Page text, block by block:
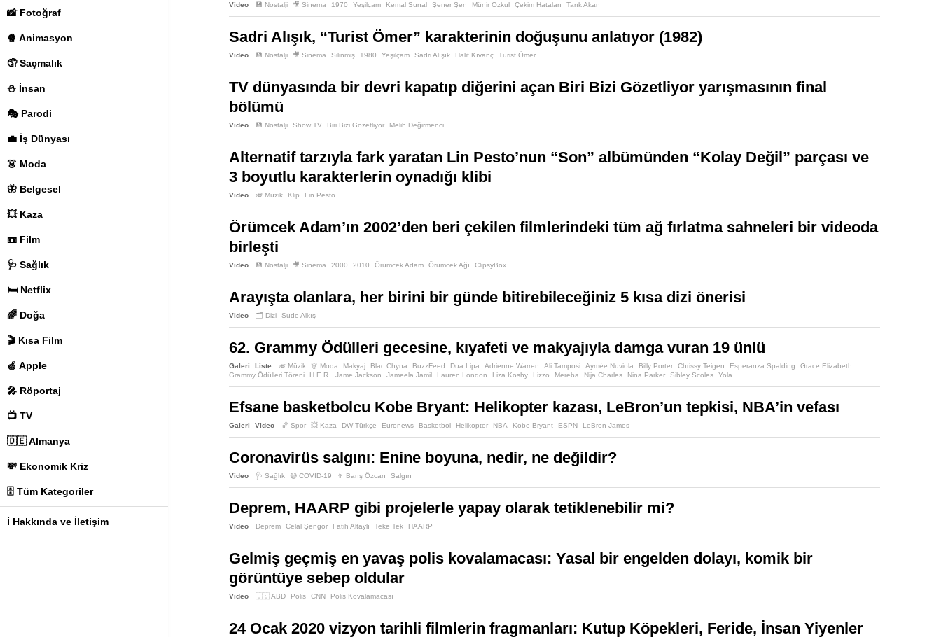
📸 Fotoğraf
🍿 Animasyon
🤦 Saçmalık
⛄️ İnsan
🎭 Parodi
💼 İş Dünyası
👗 Moda
🦋 Belgesel
💥 Kaza
📼 Film
🩺 Sağlık
🛏️ Netflix
🌈 Doğa
🎬 Kısa Film
🍏 Apple
🎤 Röportaj
📺 TV
🇩🇪 Almanya
💸 Ekonomik Kriz
🗄️ Tüm Kategoriler
ℹ️ Hakkında ve İletişim
Video 💾 Nostalji 🎥 Sinema 1970 Yeşilçam Kemal Sunal Şener Şen Münir Özkul Çekim Hataları Tarık Akan
Sadri Alışık, “Turist Ömer” karakterinin doğuşunu anlatıyor (1982)
Video 💾 Nostalji 🎥 Sinema Silinmiş 1980 Yeşilçam Sadri Alışık Halit Kıvanç Turist Ömer
TV dünyasında bir devri kapatıp diğerini açan Biri Bizi Gözetliyor yarışmasının final
bölümü
Video 💾 Nostalji Show TV Biri Bizi Gözetliyor Melih Değirmenci
Alternatif tarzıyla fark yaratan Lin Pesto’nun “Son” albümünden “Kolay Değil” parçası ve
3 boyutlu karakterlerin oynadığı klibi
Video 🎺 Müzik Klip Lin Pesto
Örümcek Adam’ın 2002’den beri çekilen filmlerindeki tüm ağ fırlatma sahneleri bir videoda
birleşti
Video 💾 Nostalji 🎥 Sinema 2000 2010 Örümcek Adam Örümcek Ağı ClipsyBox
Arayışta olanlara, her birini bir günde bitirebileceğiniz 5 kısa dizi önerisi
Video 🗂️ Dizi Sude Alkış
62. Grammy Ödülleri gecesine, kıyafeti ve makyajıyla damga vuran 19 ünlü
Galeri Liste 🎺 Müzik 👗 Moda Makyaj Blac Chyna BuzzFeed Dua Lipa Adrienne Warren Ali Tamposi Aymée Nuviola Billy Porter Chrissy Teigen Esperanza Spalding
Grace Elizabeth
Grammy Ödülleri Töreni
H.E.R. Jame Jackson Jameela Jamil Lauren London Liza Koshy Lizzo Mereba Nija Charles Nina Parker Sibley Scoles Yola
Efsane basketbolcu Kobe Bryant: Helikopter kazası, LeBron’un tepkisi, NBA’in vefası
Galeri Video 🏀 Spor 💥 Kaza DW Türkçe Euronews Basketbol Helikopter NBA Kobe Bryant ESPN LeBron James
Coronavirüs salgını: Enine boyuna, nedir, ne değildir?
Video 🩺 Sağlık 😷 COVID-19 👨 Barış Özcan Salgın
Deprem, HAARP gibi projelerle yapay olarak tetiklenebilir mi?
Video Deprem Celal Şengör Fatih Altaylı Teke Tek HAARP
Gelmiş geçmiş en yavaş polis kovalamacası: Yasal bir engelden dolayı, komik bir
görüntüye sebep oldular
Video 🇺🇸 ABD Polis CNN Polis Kovalamacası
24 Ocak 2020 vizyon tarihli filmlerin fragmanları: Kutup Köpekleri, Feride, İnsan Yiyenler